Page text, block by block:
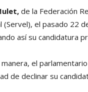
de la Federación
(Servel), el pasado 22
así su candidatura
el
de declinar su